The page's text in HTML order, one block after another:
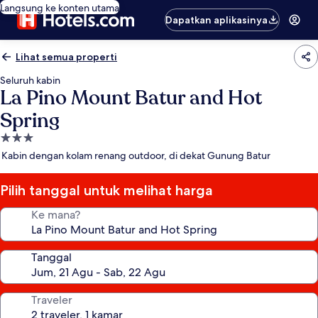
Langsung ke konten utama
Dapatkan aplikasinya
Lihat semua properti
Seluruh kabin
La Pino Mount Batur and Hot
Spring
Properti
bintang
Kabin dengan kolam renang outdoor, di dekat Gunung Batur
Pilih tanggal untuk melihat harga
Ke mana?
Tanggal
Traveler